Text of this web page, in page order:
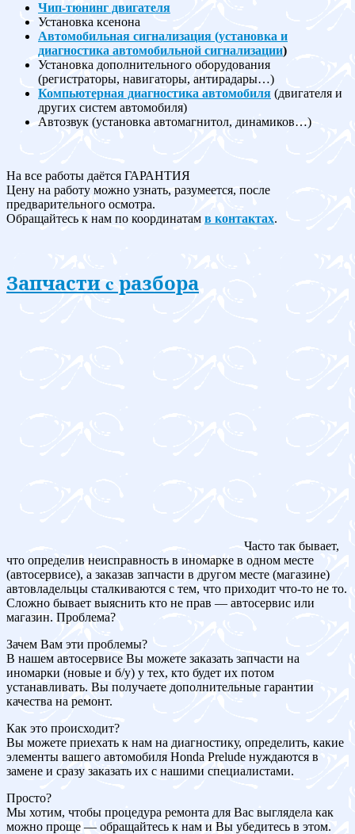
Чип-тюнинг двигателя
Установка ксенона
Автомобильная сигнализация (установка и
диагностика автомобильной сигнализации)
Установка дополнительного оборудования
(регистраторы, навигаторы, антирадары…)
Компьютерная диагностика автомобиля (двигателя и
других систем автомобиля)
Автозвук (установка автомагнитол, динамиков…)
На все работы даётся ГАРАНТИЯ
Цену на работу можно узнать, разумеется, после
предварительного осмотра.
Обращайтесь к нам по координатам в контактах.
Запчасти c разбора
Часто так бывает,
что определив неисправность в иномарке в одном месте
(автосервисе), а заказав запчасти в другом месте (магазине)
автовладельцы сталкиваются с тем, что приходит что-то не то.
Сложно бывает выяснить кто не прав — автосервис или
магазин. Проблема?
Зачем Вам эти проблемы?
В нашем автосервисе Вы можете заказать запчасти на
иномарки (новые и б/у) у тех, кто будет их потом
устанавливать. Вы получаете дополнительные гарантии
качества на ремонт.
Как это происходит?
Вы можете приехать к нам на диагностику, определить, какие
элементы вашего автомобиля Honda Prelude нуждаются в
замене и сразу заказать их с нашими специалистами.
Просто?
Мы хотим, чтобы процедура ремонта для Вас выглядела как
можно проще — обращайтесь к нам и Вы убедитесь в этом.